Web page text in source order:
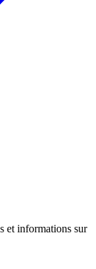
et informations sur